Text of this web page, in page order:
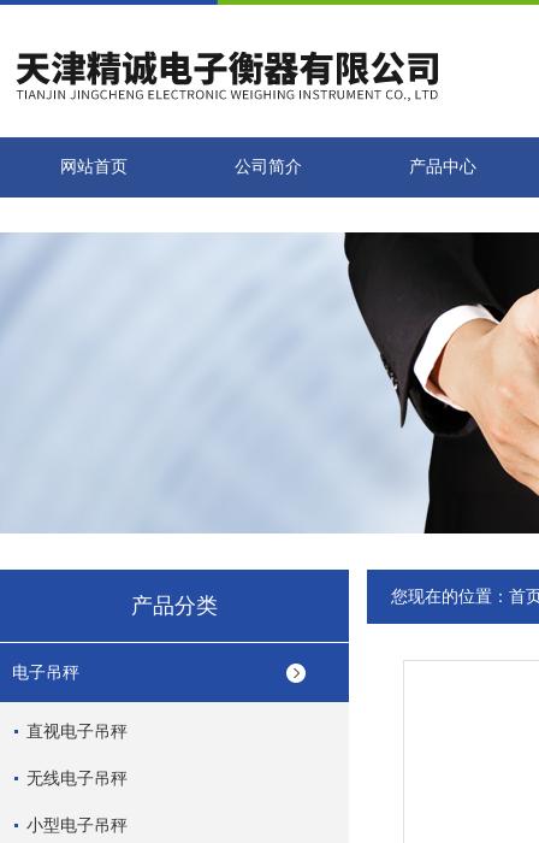
网站首页 公司简介 产品中心
产品分类
电子吊秤
直视电子吊秤
无线电子吊秤
小型电子吊秤
您现在的位置： 首